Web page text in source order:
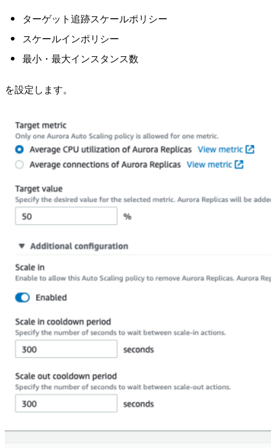
ターゲット追跡スケールポリシー
スケールインポリシー
最小・最大インスタンス数
を設定します。